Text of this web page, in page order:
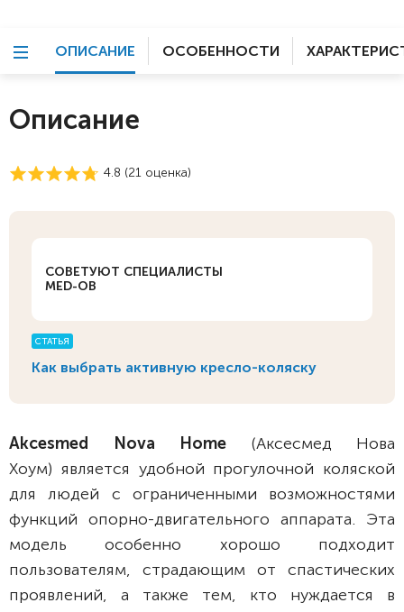
ОПИСАНИЕ ОСОБЕННОСТИ
Описание
4.8 (21 оценка)
СОВЕТУЮТ СПЕЦИАЛИСТЫ
MED-OB
СТАТЬЯ
Как выбрать активную кресло-коляску
Akcesmed Nova Home (Аксесмед Нова
Хоум) является удобной прогулочной коляской
для людей с ограниченными возможностями
функций опорно-двигательного аппарата. Эта
модель особенно хорошо подходит
пользователям, страдающим от спастических
проявлений, а также тем, кто нуждается в